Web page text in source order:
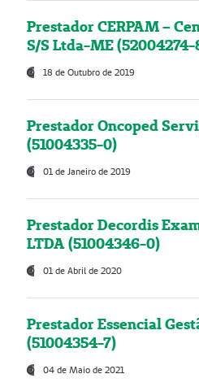
Prestador CERPAM –
S/S Ltda-ME (52004274-
18 de Outubro de 2019
Prestador Oncoped
(51004335-0)
01 de Janeiro de 2019
Prestador Decordis
LTDA (51004346-0)
01 de Abril de 2020
Prestador Essencial
(51004354-7)
04 de Maio de 2021